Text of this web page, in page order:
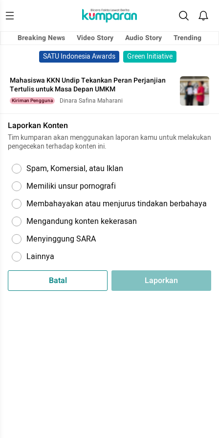
Breaking News Video Story Audio Story
Trending
SATU Indonesia Awards
Green Initiative
Mahasiswa KKN Undip Tekankan Peran Perjanjian
Tertulis untuk Masa Depan UMKM
Kiriman Pengguna Dinara Safina Maharani
Laporkan Konten
Tim kumparan akan menggunakan laporan kamu untuk melakukan
pengecekan terhadap konten ini.
Spam, Komersial, atau Iklan
Memiliki unsur pornografi
Membahayakan atau menjurus tindakan berbahaya
Mengandung konten kekerasan
Menyinggung SARA
Lainnya
Batal Laporkan